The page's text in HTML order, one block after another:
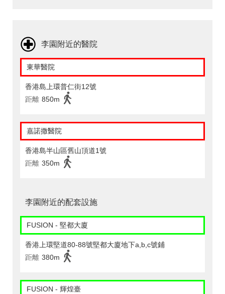
李園附近的醫院
東華醫院
香港島上環普仁街12號
距離 850m
嘉諾撒醫院
香港島半山區舊山頂道1號
距離 350m
李園附近的配套設施
FUSION - 堅都大廈
香港上環堅道80-88號堅都大廈地下a,b,c號鋪
距離 380m
FUSION - 輝煌臺